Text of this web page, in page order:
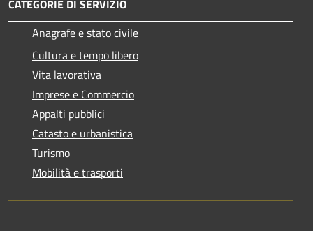
CATEGORIE DI SERVIZIO
Anagrafe e stato civile
Cultura e tempo libero
Vita lavorativa
Imprese e Commercio
Appalti pubblici
Catasto e urbanistica
Turismo
Mobilità e trasporti